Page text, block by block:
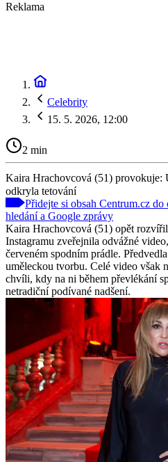
Reklama
Celebrity
15. 5. 2026, 12:00
2 min
Kaira Hrachovcová (51) provokuje:
odkryla tetování
Přidejte si obsah Centrum.cz
hledání a Google zprávy
Kaira Hrachovcová (51) opět
Instagramu zveřejnila odvážné
červeném spodním prádle.
uměleckou tvorbu. Celé video však
chvíli, kdy na ni během převlékání
netradiční podívané nadšení.